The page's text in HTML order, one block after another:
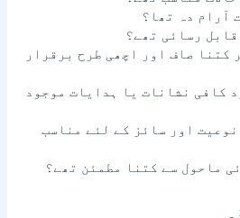
آرام دہ تھا؟
قابل رسائی تھے؟
کتنا صاف اور اچھی طرح برقرار
کافی نشانات یا ہدایات موجود
اور سائز کے لئے مناسب
ماحول سے کتنا مطمئن تھے؟